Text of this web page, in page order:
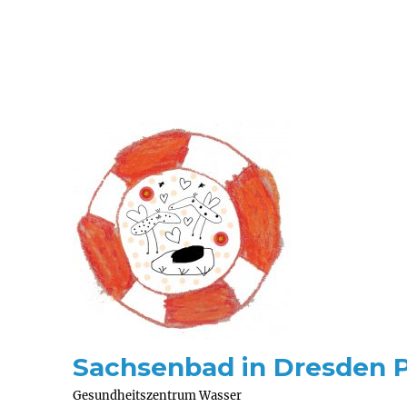
Sachsenbad in Dresden
Gesundheitszentrum Wasser